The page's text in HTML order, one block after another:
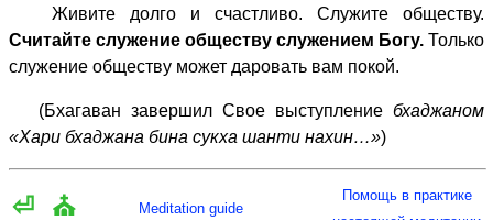
Живите долго и счастливо. Служите обществу.
Считайте служение обществу служением Богу. Только
служение обществу может даровать вам покой.
(Бхагаван завершил Свое выступление бхаджаном
«Хари бхаджана бина сукха шанти нахин…»)
⏎ ⛪ Meditation guide
Помощь в практике